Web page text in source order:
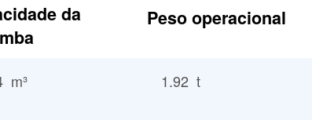
da
Peso operacional
m³ 1.92 t